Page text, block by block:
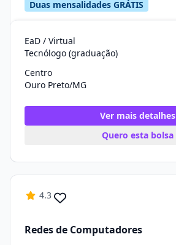
Duas mensalidades GRÁTIS
EaD / Virtual
Tecnólogo (graduação)
Centro
Ouro Preto/MG
Ver mais detalhes
Quero esta bolsa
4.3
Redes de Computadores